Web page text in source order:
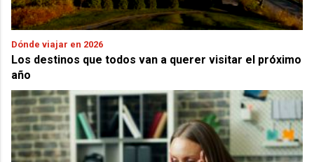
Dónde viajar en 2026
Los destinos que todos van a querer visitar el próximo
año